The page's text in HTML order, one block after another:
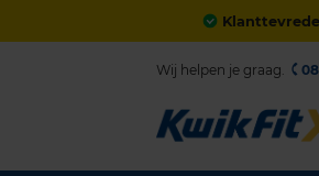
Wij helpen je graag.